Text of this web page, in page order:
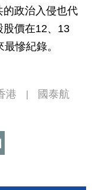
政治入侵也代
股價在12、13
慘紀錄。
港
國泰航